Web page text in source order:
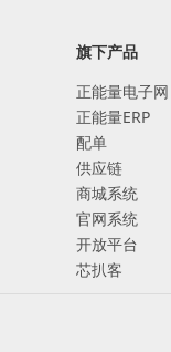
旗下产品
正能量电子网
正能量ERP
配单
供应链
商城系统
官网系统
开放平台
芯扒客